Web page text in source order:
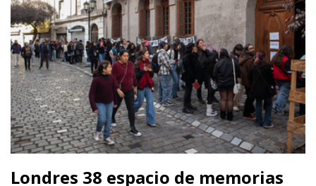
Londres 38 espacio de memorias